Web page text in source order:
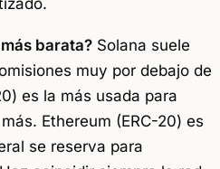
barata? Solana suele
muy por debajo de
es la más usada para
Ethereum (ERC-20) es
se reserva para